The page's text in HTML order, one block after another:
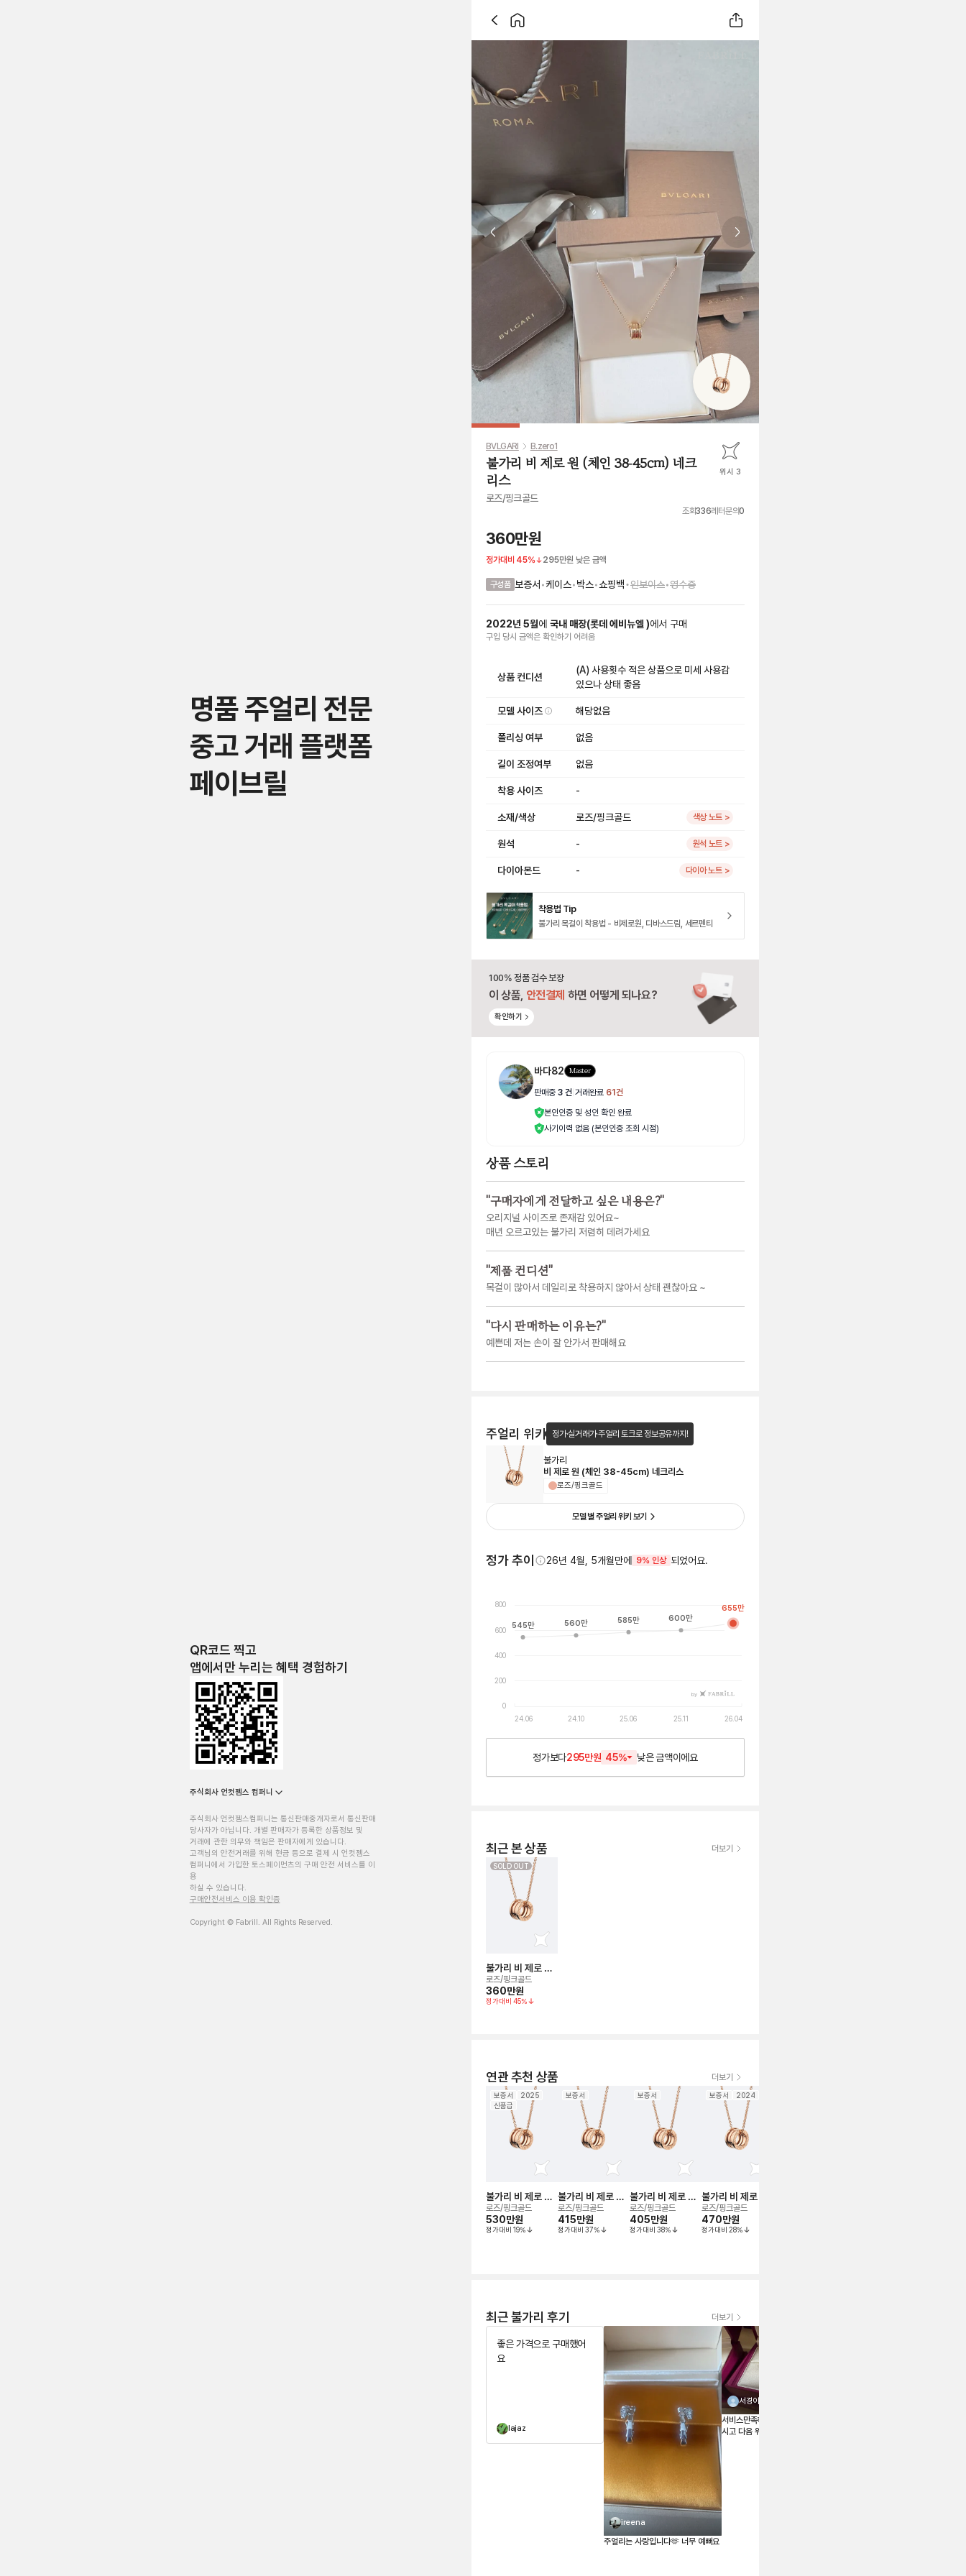
명품 주얼리 전문
중고 거래 플랫폼
페이브릴
QR코드 찍고
앱에서만 누리는 혜택 경험하기
주식회사 언컷젬스 컴퍼니
주식회사 언컷젬스컴퍼니는 통신판매중개자로서 통신판매
당사자가 아닙니다. 개별 판매자가 등록한 상품정보 및
거래에 관한 의무와 책임은 판매자에게 있습니다.
고객님의 안전거래를 위해 현금 등으로 결제 시 언컷젬스
컴퍼니에서 가입한 토스페이먼츠의 구매 안전 서비스를 이
용
하실 수 있습니다.
구매안전서비스 이용 확인증
Copyright © Fabrill. All Rights Reserved.
Previous slide Next slide
BVLGARI B.zero1
불가리 비 제로 원 (체인 38-45cm) 네크
리스
위시 3
로즈/핑크골드
조회336레터문의0
360만원
정가대비 45% 295만원 낮은 금액
구성품 보증서 •케이스•박스•쇼핑백•인보이스•영수증
2022년 5월에 국내 매장(롯데 에비뉴엘 )에서 구매
구입 당시 금액은 확인하기 어려움
상품 컨디션
(A) 사용횟수 적은 상품으로 미세 사용감
있으나 상태 좋음
모델 사이즈 해당없음
폴리싱 여부 없음
길이 조정여부 없음
착용 사이즈 -
소재/색상 로즈/핑크골드 색상 노트 >
원석 - 원석 노트 >
다이아몬드 - 다이아 노트 >
착용법 Tip
불가리 목걸이 착용법 - 비제로원, 디바스드림, 세르펜티
100% 정품 검수 보장
이 상품, 안전결제 하면 어떻게 되나요?
확인하기
바다82 Master
판매중 3 건 거래완료 61 건
본인인증 및 성인 확인 완료
사기이력 없음 (본인인증 조회 시점)
상품 스토리
"구매자에게 전달하고 싶은 내용은?"
오리지널 사이즈로 존재감 있어요~
매년 오르고있는 불가리 저렴히 데려가세요
"제품 컨디션"
목걸이 많아서 데일리로 착용하지 않아서 상태 괜찮아요 ~
"다시 판매하는 이유는?"
예쁜데 저는 손이 잘 안가서 판매해요
주얼리 위키 정가·실거래가·주얼리 토크로 정보공유까지!
불가리
비 제로 원 (체인 38-45cm) 네크리스
로즈/핑크골드
모델 별 주얼리 위키 보기
정가 추이 26년 4월, 5개월만에 9% 인상 되었어요.
0
200
400
600
800
24.06 24.10 25.06 25.11 26.04
by
545만 560만 585만 600만
655만
정가보다295만원 45% 낮은금액이에요
최근 본 상품 더보기
SOLD OUT
불가리 비 제로 원
(체인 38-45cm)
네크리스
로즈/핑크골드
360만원
정가대비 45%
연관 추천 상품 더보기
보증서
2025
신품급
불가리 비 제로 원
(체인 38-45cm)
네크리스
로즈/핑크골드
530만원
정가대비 19%
보증서
불가리 비 제로 원
(체인 38-45cm)
네크리스
로즈/핑크골드
415만원
정가대비 37%
보증서
불가리 비 제로 원
(체인 38-45cm)
네크리스
로즈/핑크골드
405만원
정가대비 38%
보증서 2024
불가리 비 제로 원
(체인 38-45cm)
네크리스
로즈/핑크골드
470만원
정가대비 28%
최근 불가리 후기 더보기
좋은 가격으로 구매했어
요
lajaz
ireena
주얼리는 사랑입니다🫶 너무 예뻐요
서경이
서비스만족해요 검수 사진도 보내주
시고 다음 위시템도 여기서 구매해야